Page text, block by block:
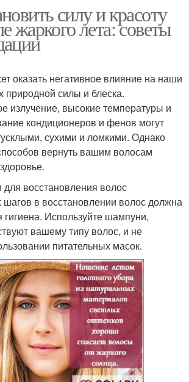
силу и красоту
жаркого лета: советы
оказать негативное влияние на наши
силы и блеска.
излучение, высокие температуры и
кондиционеров и фенов могут
сухими и ломкими. Однако
вернуть вашим волосам
восстановления волос
в восстановлении волос должна
гигиена. Используйте шампуни,
вашему типу волос, и не
питательных масок.